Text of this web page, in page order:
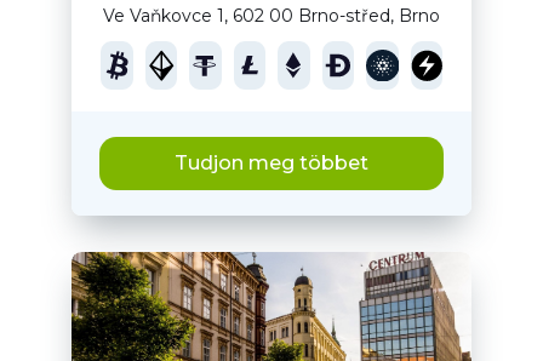
Ve Vaňkovce 1, 602 00 Brno-střed, Brno
Tudjon meg többet